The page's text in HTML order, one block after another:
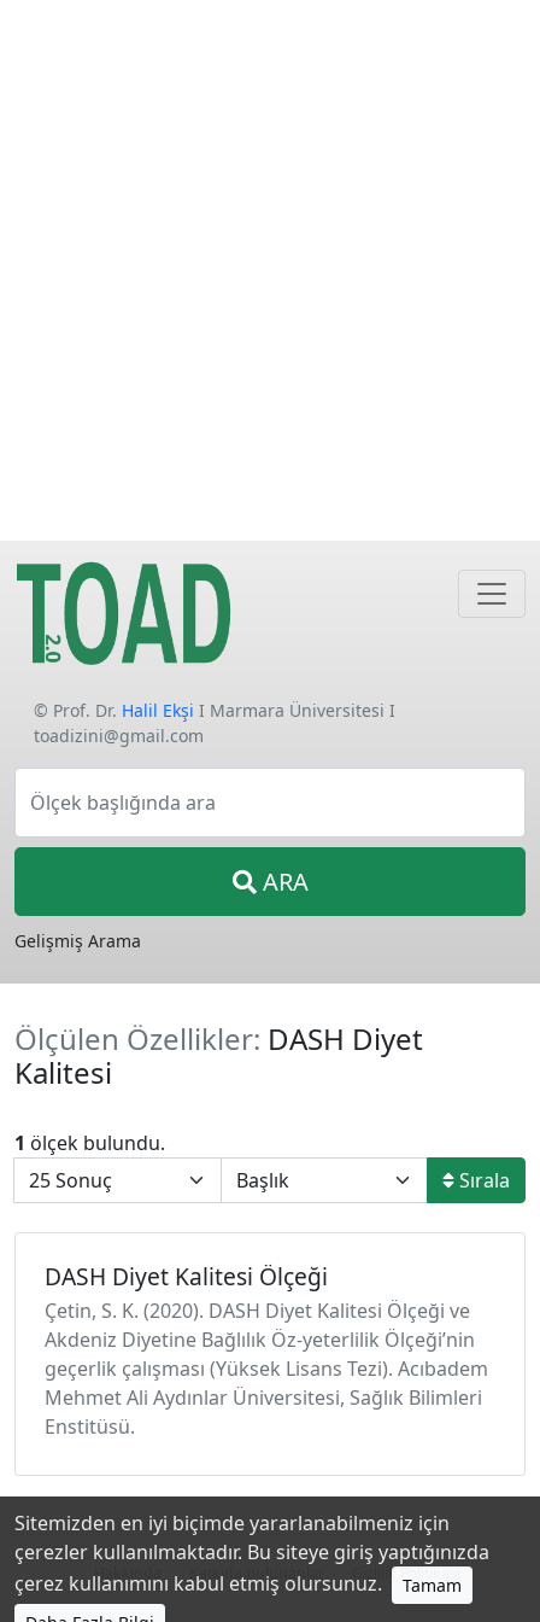
© Prof. Dr. Halil Ekşi I Marmara Üniversitesi I
toadizini@gmail.com
Ölçek başlığında ara
ARA
Gelişmiş Arama
Ölçülen Özellikler: DASH Diyet
Kalitesi
1 ölçek bulundu.
Sırala
DASH Diyet Kalitesi Ölçeği
Çetin, S. K. (2020). DASH Diyet Kalitesi Ölçeği ve
Akdeniz Diyetine Bağlılık Öz-yeterlilik Ölçeği’nin
geçerlik çalışması (Yüksek Lisans Tezi). Acıbadem
Mehmet Ali Aydınlar Üniversitesi, Sağlık Bilimleri
Enstitüsü.
Hakkında Katkıda Bulunanlar Gizlilik Politikası
Sitemizden en iyi biçimde yararlanabilmeniz için
çerezler kullanılmaktadır. Bu siteye giriş yaptığınızda
çerez kullanımını kabul etmiş olursunuz.
Tamam